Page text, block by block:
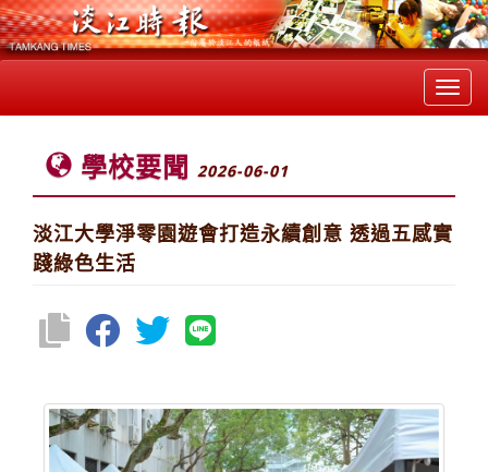
學校要聞 2026-06-01
淡江大學淨零園遊會打造永續創意 透過五感實
踐綠色生活